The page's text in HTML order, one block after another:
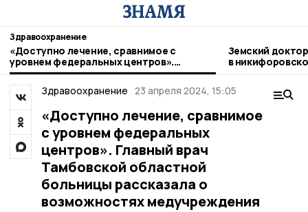
Здравоохранение
«Доступно лечение, сравнимое с
уровнем федеральных центров».
Главный врач Тамбовской областной
больницы рассказала о возможностях
медучреждения
Земский
в
Здравоохранение 23 апреля 2024, 15:05
«Доступно лечение, сравнимое
с уровнем федеральных
центров». Главный врач
Тамбовской областной
больницы рассказала о
возможностях медучреждения